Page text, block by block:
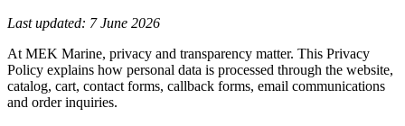
Last updated: 7 June 2026
At MEK Marine, privacy and transparency matter. This Privacy
Policy explains how personal data is processed through the website,
catalog, cart, contact forms, callback forms, email communications
and order inquiries.